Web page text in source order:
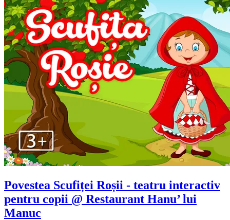
Povestea Scufiței Roșii - teatru interactiv
pentru copii @ Restaurant Hanu’ lui
Manuc